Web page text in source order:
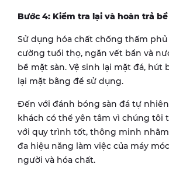
Bước 4: Kiểm tra lại và hoàn trả
Sử dụng hóa chất chống thấm
cường tuổi thọ, ngăn vết bẩn và
bề mặt sàn. Vệ sinh lại mặt đá, hút
lại mặt bằng để sử dụng.
Đến với đánh bóng sàn đá tự
khách có thể yên tâm vì chúng tôi
với quy trình tốt, thông minh
đa hiệu năng làm việc của máy
người và hóa chất.